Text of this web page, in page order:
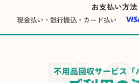
お支払い方法
現金払い・銀行振込・カード払い
不用品回収サービス「